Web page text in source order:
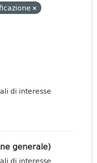
di interesse
generale)
di interesse